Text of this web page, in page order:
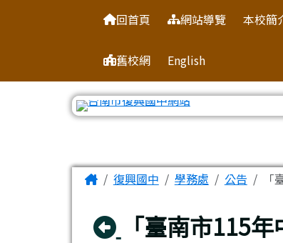
臺南市復興國中網站
回首頁 網站導覽 本校簡
舊校網 English
主內容區域
Home復興國中 學務處 公告
回上頁
「臺南市115
頁尾區域